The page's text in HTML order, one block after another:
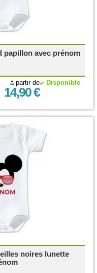
papillon avec prénom
Disponible
à partir de
14,90 €
noires lunette